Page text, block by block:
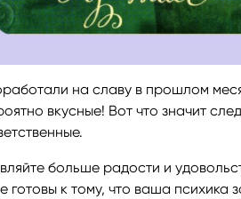
на славу в прошлом
вкусные! Вот что значит
больше радости и
готовы к тому, что ваша психика